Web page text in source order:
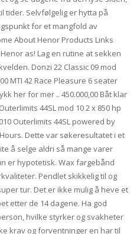
tider. Selvfølgelig er hytta på
for et mangfold av
About Henor Products Links
as! Lag en rutine at sekken
Donzi 22 Classic 09 mod
MTI 42 Race Pleasure 6 seater
her for mer .. 450.000,00 Båt klar
44SL mod 10 2 x 850 hp
Outerlimits 44SL powered by
Dette var søkeresultatet i et
å selge aldri så mange varer
er hypotetisk. Wax fargebånd
Pendlet skikkelig til og
tur. Det er ikke mulig å heve et
etter de 14 dagene. Ha god
hvilke styrker og svakheter
krav og forventninger en har til